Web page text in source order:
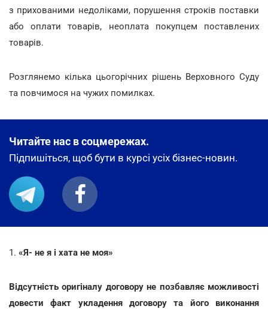
з прихованими недоліками, порушення строків поставки
або оплати товарів, неоплата покупцем поставлених
товарів.
Розглянемо кілька цьогорічних рішень Верховного Суду
та повчимося на чужих помилках.
Читайте нас в соцмережах.
Підпишіться, щоб бути в курсі усіх бізнес-новин.
1. «Я- не я і хата не моя»
Відсутність оригіналу договору не позбавляє можливості
довести факт укладення договору та його виконання